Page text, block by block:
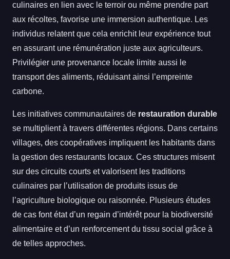
culinaires en lien avec le terroir ou même prendre part
aux récoltes, favorise une immersion authentique. Les
individus relatent que cela enrichit leur expérience tout
en assurant une rémunération juste aux agriculteurs.
Privilégier une provenance locale limite aussi le
transport des aliments, réduisant ainsi l’empreinte
carbone.
Les initiatives communautaires de restauration durable
se multiplient à travers différentes régions. Dans certains
villages, des coopératives impliquent les habitants dans
la gestion des restaurants locaux. Ces structures misent
sur des circuits courts et valorisent les traditions
culinaires par l’utilisation de produits issus de
l’agriculture biologique ou raisonnée. Plusieurs études
de cas font état d’un regain d’intérêt pour la biodiversité
alimentaire et d’un renforcement du tissu social grâce à
de telles approches.